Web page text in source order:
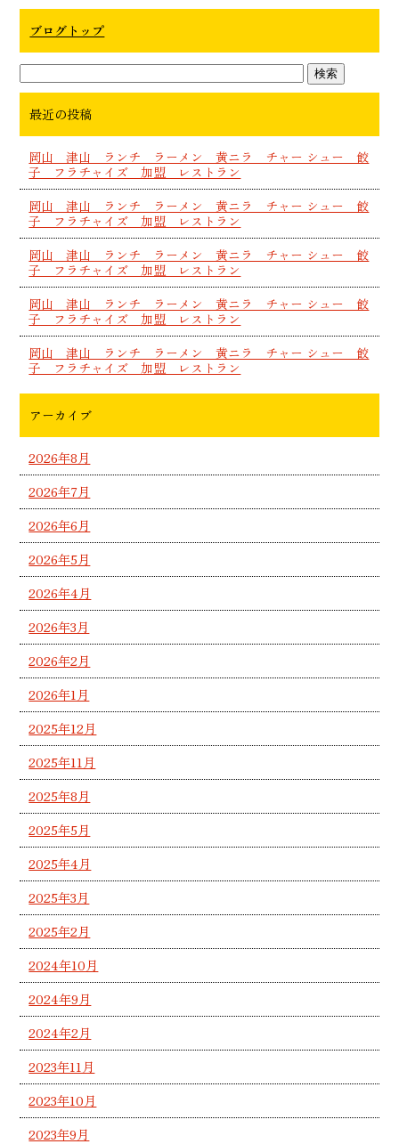
ブログトップ
最近の投稿
岡山 津山 ランチ ラーメン 黄ニラ チャー シュー 餃
子 フラチャイズ 加盟 レストラン
岡山 津山 ランチ ラーメン 黄ニラ チャー シュー 餃
子 フラチャイズ 加盟 レストラン
岡山 津山 ランチ ラーメン 黄ニラ チャー シュー 餃
子 フラチャイズ 加盟 レストラン
岡山 津山 ランチ ラーメン 黄ニラ チャー シュー 餃
子 フラチャイズ 加盟 レストラン
岡山 津山 ランチ ラーメン 黄ニラ チャー シュー 餃
子 フラチャイズ 加盟 レストラン
アーカイブ
2026年8月
2026年7月
2026年6月
2026年5月
2026年4月
2026年3月
2026年2月
2026年1月
2025年12月
2025年11月
2025年8月
2025年5月
2025年4月
2025年3月
2025年2月
2024年10月
2024年9月
2024年2月
2023年11月
2023年10月
2023年9月